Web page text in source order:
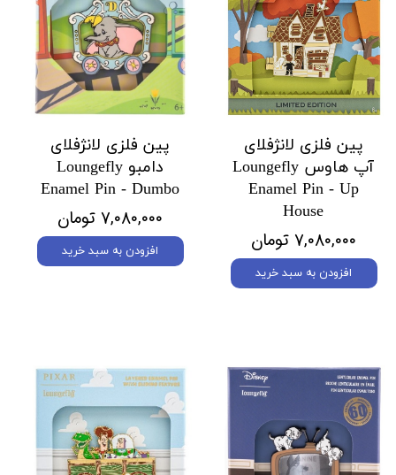
پین فلزی لانژفلای
آپ هاوس Loungefly
Enamel Pin - Up
House
۷,۰۸۰,۰۰۰ تومان
افزودن به سبد خرید
پین فلزی لانژفلای
دامبو Loungefly
Enamel Pin - Dumbo
۷,۰۸۰,۰۰۰ تومان
افزودن به سبد خرید